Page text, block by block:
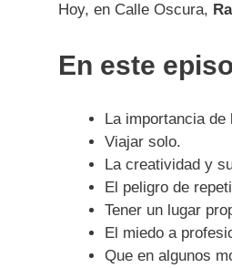
Hoy, en Calle Oscura,
En este
La importancia de
Viajar solo.
La creatividad y
El peligro de
Tener un lugar
El miedo a
Que en algunos